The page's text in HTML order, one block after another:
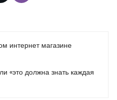
интернет магазине
«это должна знать каждая